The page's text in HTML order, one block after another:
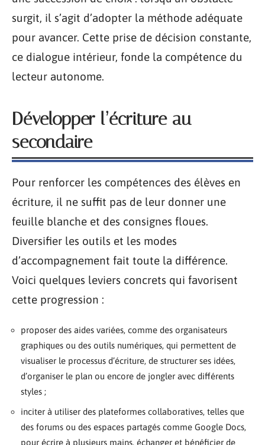
surgit, il s’agit d’adopter la méthode adéquate
pour avancer. Cette prise de décision constante,
ce dialogue intérieur, fonde la compétence du
lecteur autonome.
Développer l’écriture au
secondaire
Pour renforcer les compétences des élèves en
écriture, il ne suffit pas de leur donner une
feuille blanche et des consignes floues.
Diversifier les outils et les modes
d’accompagnement fait toute la différence.
Voici quelques leviers concrets qui favorisent
cette progression :
proposer des aides variées, comme des organisateurs
graphiques ou des outils numériques, qui permettent de
visualiser le processus d’écriture, de structurer ses idées,
d’organiser le plan ou encore de jongler avec différents
styles ;
inciter à utiliser des plateformes collaboratives, telles que
des forums ou des espaces partagés comme Google Docs,
pour écrire à plusieurs mains, échanger et bénéficier de